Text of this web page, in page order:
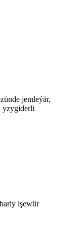
jemleýär,
yzygiderli
işewür